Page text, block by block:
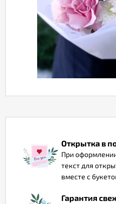
конфиденциальности
Открытка в
При
текст для
вместе с
Гарантия